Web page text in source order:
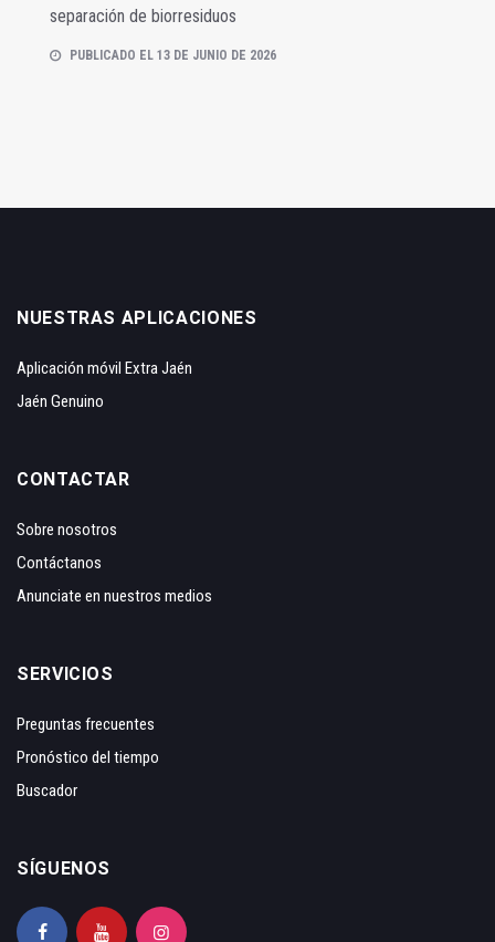
separación de biorresiduos
PUBLICADO EL 13 DE JUNIO DE 2026
NUESTRAS APLICACIONES
Aplicación móvil Extra Jaén
Jaén Genuino
CONTACTAR
Sobre nosotros
Contáctanos
Anunciate en nuestros medios
SERVICIOS
Preguntas frecuentes
Pronóstico del tiempo
Buscador
SÍGUENOS